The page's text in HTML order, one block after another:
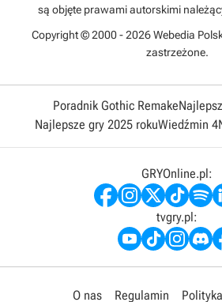
są objęte prawami autorskimi
Copyright © 2000 - 2026 Webedia
zastrzeżone.
Poradnik Gothic Remake
Najlepsze gry 2025 rokuWiedźmin 4
GRYOnline.pl:
tvgry.pl:
O nas Regulamin